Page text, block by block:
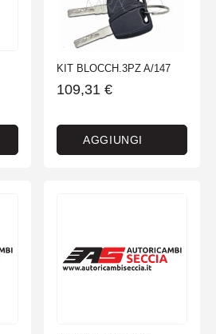
KIT BLOCCH.3PZ A/147
109,31 €
AGGIUNGI